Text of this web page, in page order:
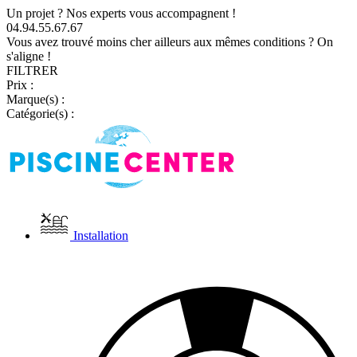
Un projet ? Nos experts vous accompagnent !
04.94.55.67.67
Vous avez trouvé moins cher ailleurs aux mêmes conditions ? On
s'aligne !
FILTRER
Prix :
Marque(s) :
Catégorie(s) :
Installation